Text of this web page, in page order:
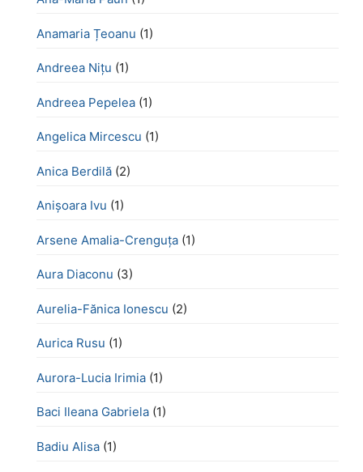
Anamaria Țeoanu (1)
Andreea Nițu (1)
Andreea Pepelea (1)
Angelica Mircescu (1)
Anica Berdilă (2)
Anișoara Ivu (1)
Arsene Amalia-Crenguța (1)
Aura Diaconu (3)
Aurelia-Fănica Ionescu (2)
Aurica Rusu (1)
Aurora-Lucia Irimia (1)
Baci Ileana Gabriela (1)
Badiu Alisa (1)